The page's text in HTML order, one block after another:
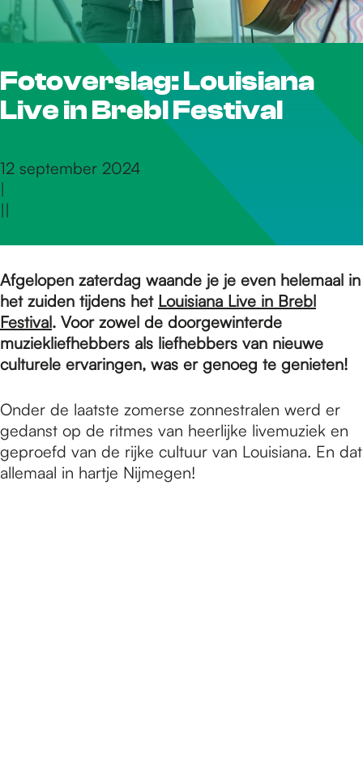
r
d
e
o
m
e
p
a
Fotoverslag: Louisiana
Live in Brebl Festival
12 september 2024
|
||
Afgelopen zaterdag waande je je even helemaal in
het zuiden tijdens het Louisiana Live in Brebl
Festival. Voor zowel de doorgewinterde
muziekliefhebbers als liefhebbers van nieuwe
culturele ervaringen, was er genoeg te genieten!
Onder de laatste zomerse zonnestralen werd er
gedanst op de ritmes van heerlijke livemuziek en
geproefd van de rijke cultuur van Louisiana. En dat
allemaal in hartje Nijmegen!